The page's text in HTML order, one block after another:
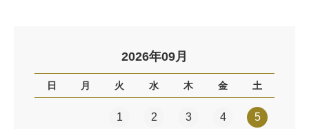
2026年09月
日 月 火 水 木 金 土
1 2 3 4 5